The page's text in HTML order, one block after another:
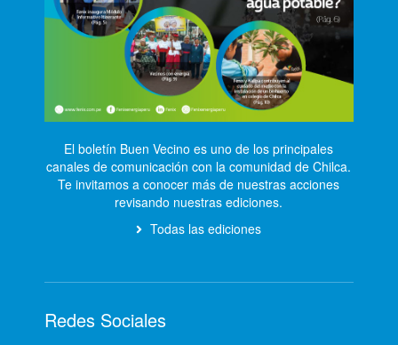
El boletín Buen Vecino es uno de los principales
canales de comunicación con la comunidad de Chilca.
Te invitamos a conocer más de nuestras acciones
revisando nuestras ediciones.
Todas las ediciones
Redes Sociales